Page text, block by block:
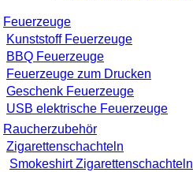
Feuerzeuge
Kunststoff Feuerzeuge
BBQ Feuerzeuge
Feuerzeuge zum Drucken
Geschenk Feuerzeuge
USB elektrische Feuerzeuge
Raucherzubehör
Zigarettenschachteln
Smokeshirt Zigarettenschachteln